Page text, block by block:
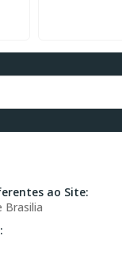
ao Site:
Brasilia